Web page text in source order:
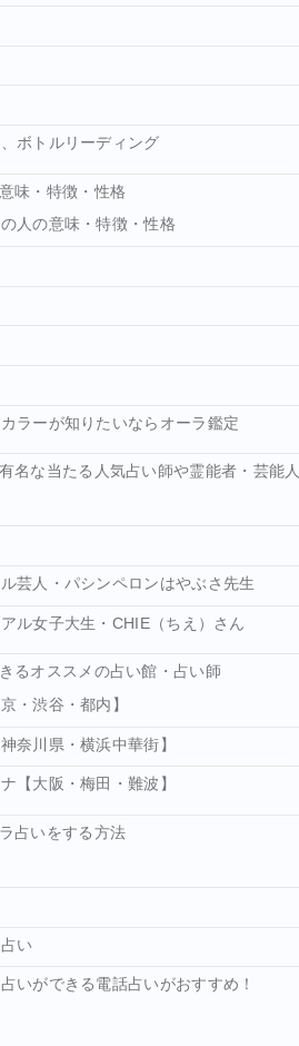
ボトルリーディング
味・特徴・性格
人の意味・特徴・性格
ラーが知りたいならオーラ鑑定
名な当たる人気占い師や霊能者・芸能人
芸人・パシンペロンはやぶさ先生
ル女子大生・CHIE（ちえ）さん
るオススメの占い館・占い師
・渋谷・都内】
奈川県・横浜中華街】
【大阪・梅田・難波】
占いをする方法
い
いができる電話占いがおすすめ！